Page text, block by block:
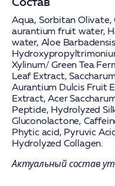
Aqua, Sorbitan
aurantium fruit water,
water, Aloe
Xylinum/ Green Tea
Leaf Extract,
Aurantium Dulcis Fruit
Extract, Acer
Peptide, Hydrolyzed
Gluconolactone,
Phytic acid, Pyruvic
Hydrolyzed Collagen.
Актуальный состав